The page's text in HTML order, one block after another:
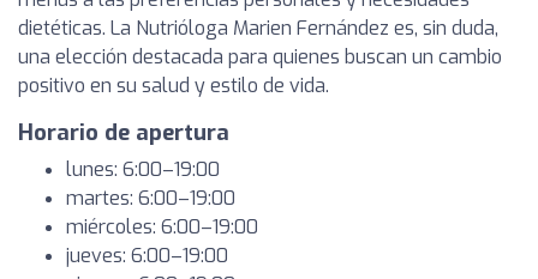
dietéticas. La Nutrióloga Marien Fernández es, sin duda,
una elección destacada para quienes buscan un cambio
positivo en su salud y estilo de vida.
Horario de apertura
lunes: 6:00–19:00
martes: 6:00–19:00
miércoles: 6:00–19:00
jueves: 6:00–19:00